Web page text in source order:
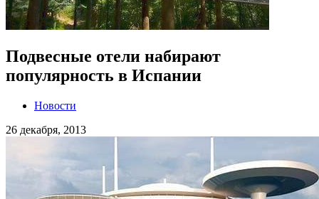
Подвесные отели набирают
популярность в Испании
Новости
26 декабря, 2013